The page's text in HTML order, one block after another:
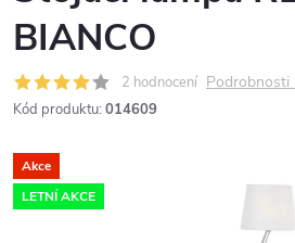
BIANCO
2 hodnocení Podrobnosti
Kód produktu: 014609
Akce
LETNÍ AKCE